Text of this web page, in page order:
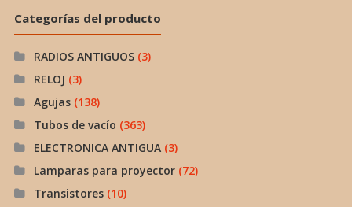
Categorías del producto
RADIOS ANTIGUOS (3)
RELOJ (3)
Agujas (138)
Tubos de vacío (363)
ELECTRONICA ANTIGUA (3)
Lamparas para proyector (72)
Transistores (10)